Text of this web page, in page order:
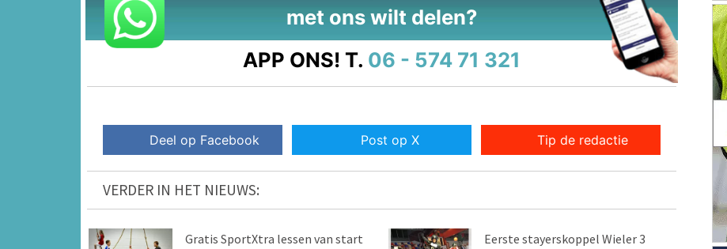
met ons wilt delen?
APP ONS! T. 06 - 574 71 321
Deel op Facebook Post op X Tip de redactie
VERDER IN HET NIEUWS:
Gratis SportXtra lessen van start
Eerste stayerskoppel Wieler 3